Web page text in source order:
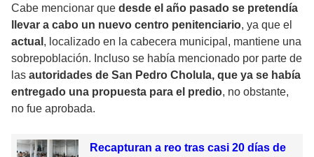
Cabe mencionar que desde el año pasado se pretendía
llevar a cabo un nuevo centro penitenciario, ya que el
actual , localizado en la cabecera municipal, mantiene una
sobrepoblación. Incluso se había mencionado por parte de
las autoridades de San Pedro Cholula, que ya se había
entregado una propuesta para el predio, no obstante,
no fue aprobada.
Recapturan a reo tras casi 20 días de